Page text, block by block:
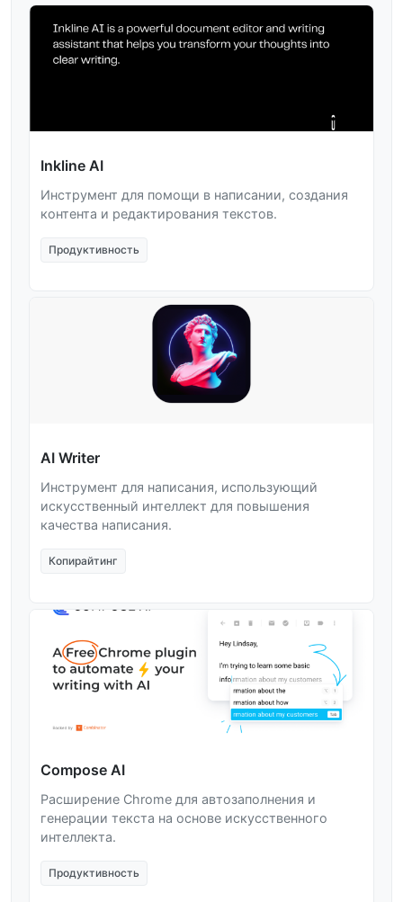
Inkline AI
Инструмент для помощи в написании, создания
контента и редактирования текстов.
Продуктивность
AI Writer
Инструмент для написания, использующий
искусственный интеллект для повышения
качества написания.
Копирайтинг
Compose AI
Расширение Chrome для автозаполнения и
генерации текста на основе искусственного
интеллекта.
Продуктивность